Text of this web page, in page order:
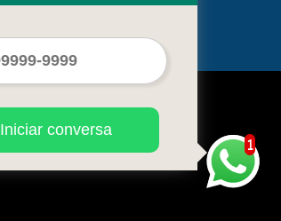
1
Iniciar conversa